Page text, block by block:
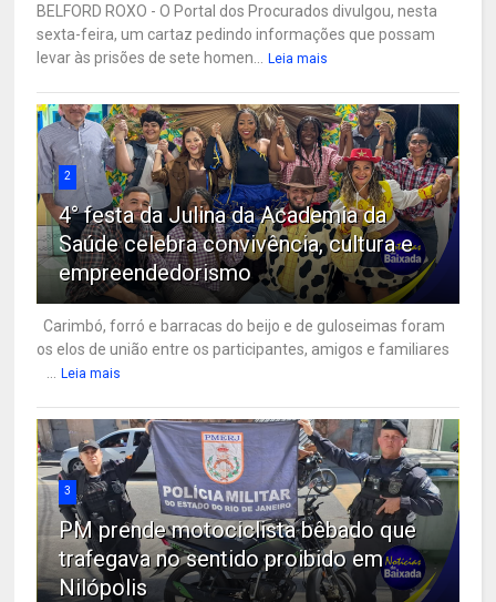
BELFORD ROXO - O Portal dos Procurados divulgou, nesta
sexta-feira, um cartaz pedindo informações que possam
levar às prisões de sete homen...
Leia mais
2
4° festa da Julina da Academia da
Saúde celebra convivência, cultura e
empreendedorismo
Carimbó, forró e barracas do beijo e de guloseimas foram
os elos de união entre os participantes, amigos e familiares
Leia mais
3
PM prende motociclista bêbado que
trafegava no sentido proibido em
Nilópolis